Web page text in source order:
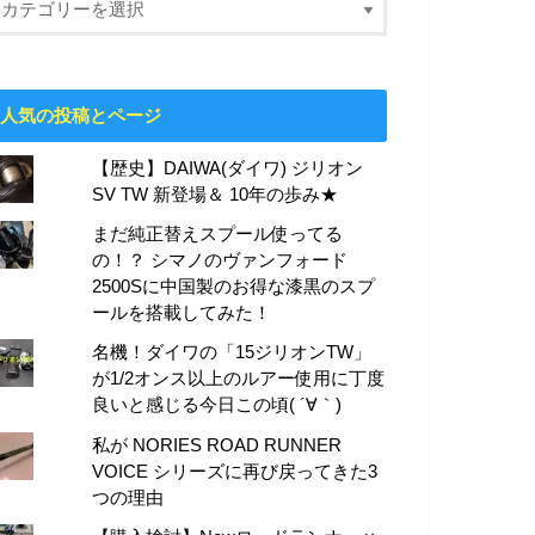
人気の投稿とページ
【歴史】DAIWA(ダイワ) ジリオン
SV TW 新登場＆ 10年の歩み★
まだ純正替えスプール使ってる
の！？ シマノのヴァンフォード
2500Sに中国製のお得な漆黒のスプ
ールを搭載してみた！
名機！ダイワの「15ジリオンTW」
が1/2オンス以上のルアー使用に丁度
良いと感じる今日この頃( ´∀｀)
私が NORIES ROAD RUNNER
VOICE シリーズに再び戻ってきた3
つの理由